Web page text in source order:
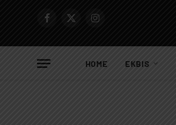
Facebook
X
Instagram
HOME EKBIS